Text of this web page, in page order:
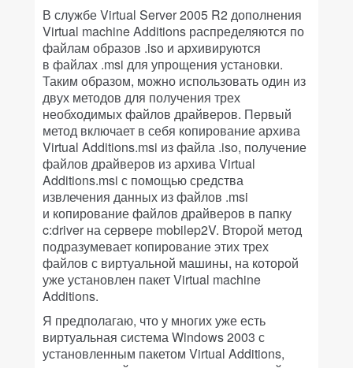
В службе Virtual Server 2005 R2 дополнения
Virtual machine Additions распределяются по
файлам образов .iso и архивируются
в файлах .msi для упрощения установки.
Таким образом, можно использовать один из
двух методов для получения трех
необходимых файлов драйверов. Первый
метод включает в себя копирование архива
Virtual Additions.msi из файла .iso, получение
файлов драйверов из архива Virtual
Additions.msi с помощью средства
извлечения данных из файлов .msi
и копирование файлов драйверов в папку
c:driver на сервере mobilep2V. Второй метод
подразумевает копирование этих трех
файлов с виртуальной машины, на которой
уже установлен пакет Virtual machine
Additions.
Я предполагаю, что у многих уже есть
виртуальная система Windows 2003 с
установленным пакетом Virtual Additions,